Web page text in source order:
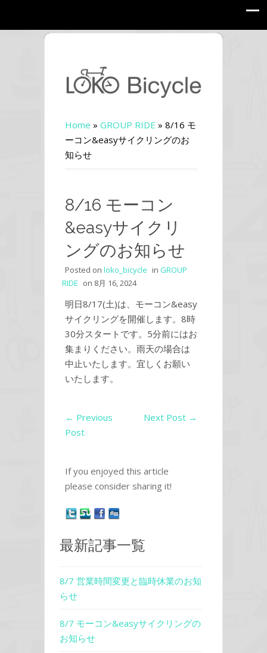
Home » GROUP RIDE » 8/16 モ
ーコン&easyサイクリングのお
知らせ
8/16 モーコン
&easyサイクリ
ングのお知らせ
Posted on loko_bicycle in GROUP
RIDE on 8月 16, 2024
明日8/17(土)は、モーコン&easy
サイクリングを開催します。8時
30分スタートです。5分前にはお
集まりください。雨天の場合は
中止いたします。宜しくお願い
いたします。
← Previous
Post
Next Post →
If you enjoyed this article
please consider sharing it!
最新記事一覧
8/7 営業時間変更と臨時休業のお知
らせ
8/7 モーコン&easyサイクリングの
お知らせ